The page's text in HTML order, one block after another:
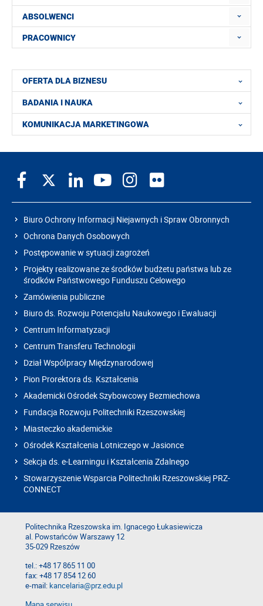
ABSOLWENCI
PRACOWNICY
OFERTA DLA BIZNESU
BADANIA I NAUKA
KOMUNIKACJA MARKETINGOWA
Biuro Ochrony Informacji Niejawnych i Spraw Obronnych
Ochrona Danych Osobowych
Postępowanie w sytuacji zagrożeń
Projekty realizowane ze środków budżetu państwa lub ze
środków Państwowego Funduszu Celowego
Zamówienia publiczne
Biuro ds. Rozwoju Potencjału Naukowego i Ewaluacji
Centrum Informatyzacji
Centrum Transferu Technologii
Dział Współpracy Międzynarodowej
Pion Prorektora ds. Kształcenia
Akademicki Ośrodek Szybowcowy Bezmiechowa
Fundacja Rozwoju Politechniki Rzeszowskiej
Miasteczko akademickie
Ośrodek Kształcenia Lotniczego w Jasionce
Sekcja ds. e-Learningu i Kształcenia Zdalnego
Stowarzyszenie Wsparcia Politechniki Rzeszowskiej PRZ-
CONNECT
Politechnika Rzeszowska im. Ignacego Łukasiewicza
al. Powstańców Warszawy 12
35-029 Rzeszów
tel.: +48 17 865 11 00
fax: +48 17 854 12 60
e-mail:kancelaria@prz.edu.pl